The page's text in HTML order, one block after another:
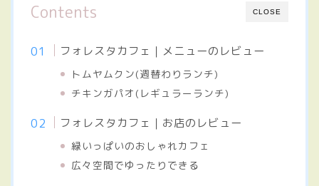
CLOSE
Contents
フォレスタカフェ｜メニューのレビュー
トムヤムクン(週替わりランチ)
チキンガパオ(レギュラーランチ)
フォレスタカフェ｜お店のレビュー
緑いっぱいのおしゃれカフェ
広々空間でゆったりできる